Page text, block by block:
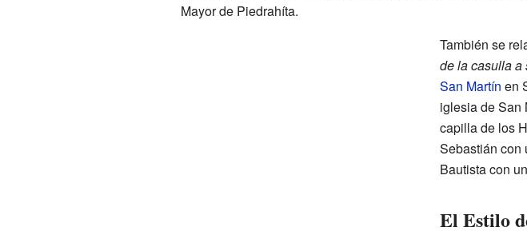
Mayor de Piedrahíta.
También se
de la casulla a
San Martín en
iglesia de San
capilla de los
Sebastián con
Bautista con
El Estilo